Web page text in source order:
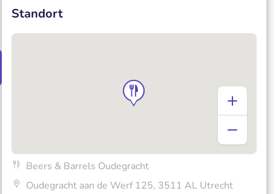
Standort
Beers & Barrels Oudegracht
Oudegracht aan de Werf 125, 3511 AL Utrecht